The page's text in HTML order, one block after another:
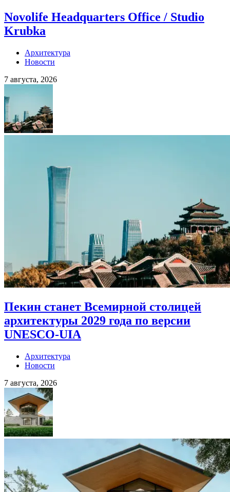
Novolife Headquarters Office / Studio
Krubka
Архитектура
Новости
7 августа, 2026
Пекин станет Всемирной столицей
архитектуры 2029 года по версии
UNESCO-UIA
Архитектура
Новости
7 августа, 2026